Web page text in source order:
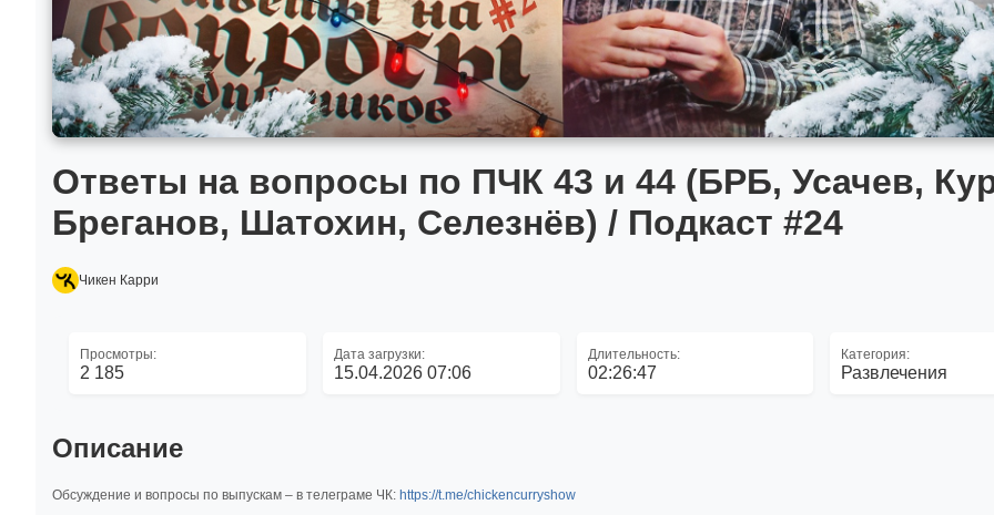
Ответы на вопросы по ПЧК 43 и 44 (БРБ, Усачев,
Бреганов, Шатохин, Селезнёв) / Подкаст #24
Чикен Карри
Просмотры:
2 185
Дата загрузки:
15.04.2026 07:06
Длительность:
02:26:47
Категория:
Развлечения
Описание
Обсуждение и вопросы по выпускам – в телеграме ЧК: https://t.me/chickencurryshow